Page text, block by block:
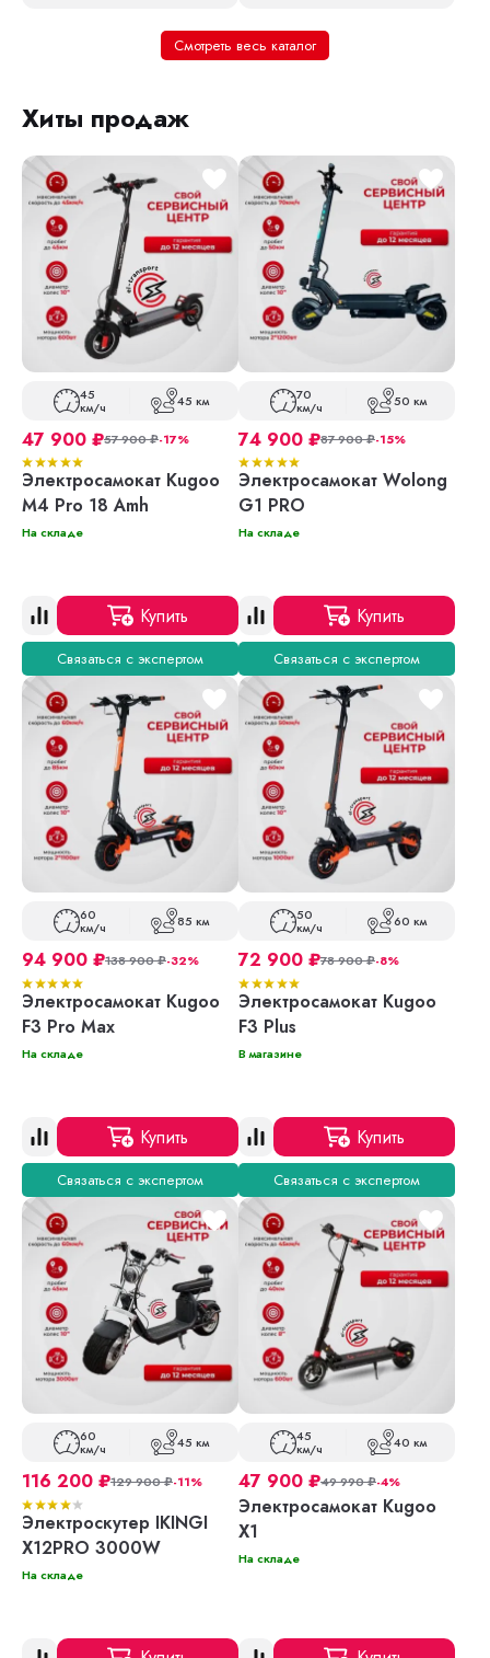
Смотреть весь каталог
Хиты продаж
45
км/ч 45 км
47 900 ₽57 900₽-17%
Электросамокат Kugoo
M4 Pro 18 Amh
На складе
Купить
Связаться с экспертом
70
км/ч 50 км
74 900 ₽87 900₽-15%
Электросамокат Wolong
G1 PRO
На складе
Купить
Связаться с экспертом
60
км/ч 85 км
94 900 ₽138 900₽-32%
Электросамокат Kugoo
F3 Pro Max
На складе
Купить
Связаться с экспертом
50
км/ч 60 км
72 900 ₽78 900₽-8%
Электросамокат Kugoo
F3 Plus
В магазине
Купить
Связаться с экспертом
60
км/ч 45 км
116 200 ₽129 900₽-11%
Электроскутер IKINGI
X12PRO 3000W
На складе
45
км/ч 40 км
47 900 ₽49 990₽-4%
Электросамокат Kugoo
X1
На складе